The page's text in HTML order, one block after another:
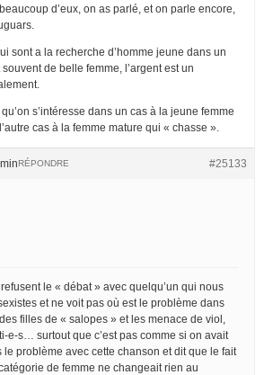
d’eux, on as parlé, et on parle encore,
sont a la recherche d’homme jeune dans un
souvent de belle femme, l’argent est un
s’intéresse dans un cas à la jeune femme
cas à la femme mature qui « chasse ».
#25133
RÉPONDRE
le « débat » avec quelqu’un qui nous
et ne voit pas où est le problème dans
filles de « salopes » et les menace de viol,
e-s… surtout que c’est pas comme si on avait
problème avec cette chanson et dit que le fait
de femme ne changeait rien au